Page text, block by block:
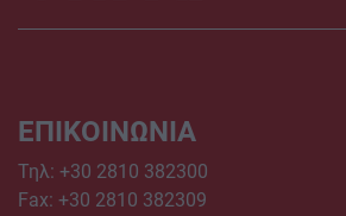
ΕΠΙΚΟΙΝΩΝΙΑ
Τηλ: +30 2810 382300
Fax: +30 2810 382309